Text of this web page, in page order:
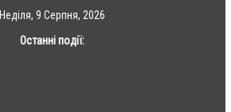
Неділя, 9 Серпня, 2026
Останні події: